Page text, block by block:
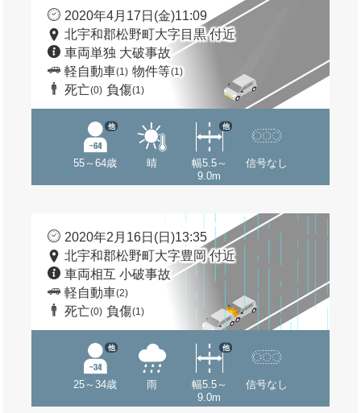
2020年4月17日(金)11:09
北宇和郡松野町大字目黒 付近
車両単独 大破事故
軽自動車(1) 物件等(1)
死亡(0) 負傷(1)
55～64歳
他
晴
幅5.5～
9.0m
他
信号なし
2020年2月16日(日)13:35
北宇和郡松野町大字豊岡 付近
車両相互 小破事故
軽自動車(2)
死亡(0) 負傷(1)
25～34歳
他
雨
幅5.5～
9.0m
他
信号なし